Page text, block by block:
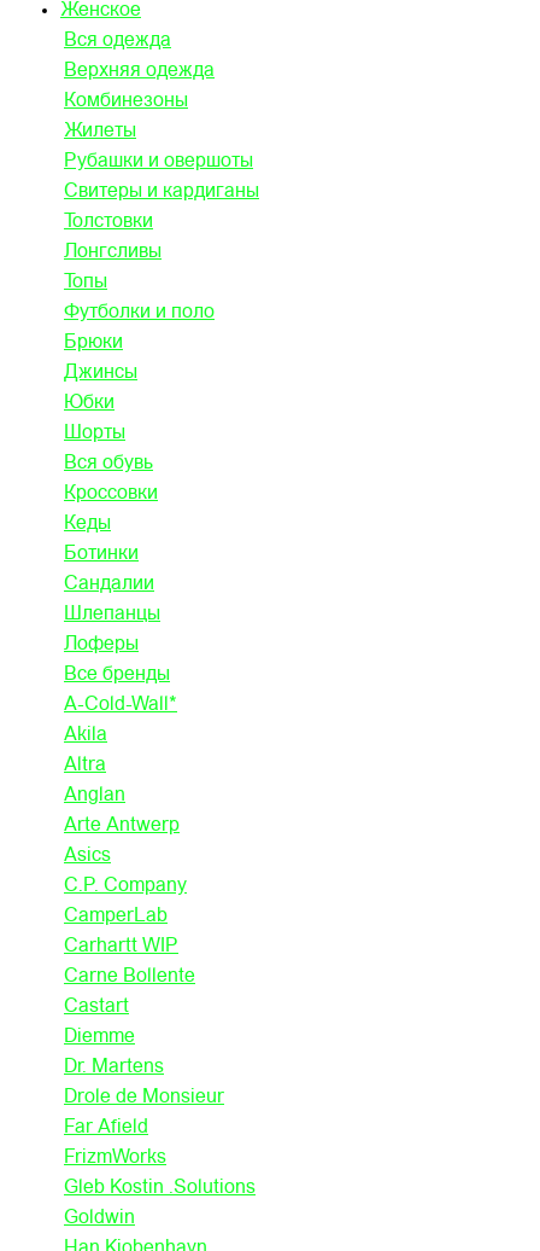
Женское
Вся одежда
Верхняя одежда
Комбинезоны
Жилеты
Рубашки и овершоты
Свитеры и кардиганы
Толстовки
Лонгсливы
Топы
Футболки и поло
Брюки
Джинсы
Юбки
Шорты
Вся обувь
Кроссовки
Кеды
Ботинки
Сандалии
Шлепанцы
Лоферы
Все бренды
A-Cold-Wall*
Akila
Altra
Anglan
Arte Antwerp
Asics
C.P. Company
CamperLab
Carhartt WIP
Carne Bollente
Castart
Diemme
Dr. Martens
Drole de Monsieur
Far Afield
FrizmWorks
Gleb Kostin .Solutions
Goldwin